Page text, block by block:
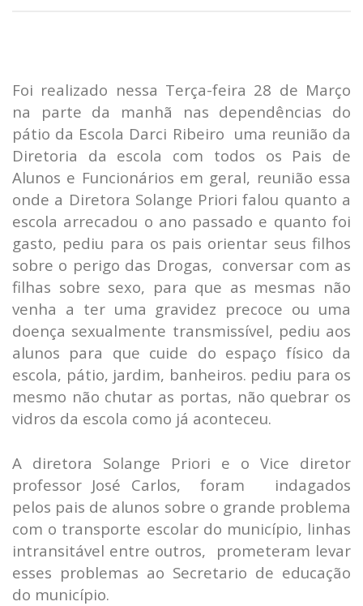
Foi realizado nessa Terça-feira 28 de Março
na parte da manhã nas dependências do
pátio da Escola Darci Ribeiro uma reunião da
Diretoria da escola com todos os Pais de
Alunos e Funcionários em geral, reunião essa
onde a Diretora Solange Priori falou quanto a
escola arrecadou o ano passado e quanto foi
gasto, pediu para os pais orientar seus filhos
sobre o perigo das Drogas, conversar com as
filhas sobre sexo, para que as mesmas não
venha a ter uma gravidez precoce ou uma
doença sexualmente transmissível, pediu aos
alunos para que cuide do espaço físico da
escola, pátio, jardim, banheiros. pediu para os
mesmo não chutar as portas, não quebrar os
vidros da escola como já aconteceu.
A diretora Solange Priori e o Vice diretor
professor José Carlos, foram indagados
pelos pais de alunos sobre o grande problema
com o transporte escolar do município, linhas
intransitável entre outros, prometeram levar
esses problemas ao Secretario de educação
do município.